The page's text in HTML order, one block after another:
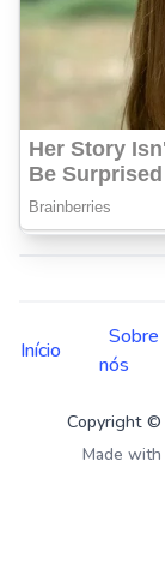
Início
Sobre
nós
Copyright ©
Made with